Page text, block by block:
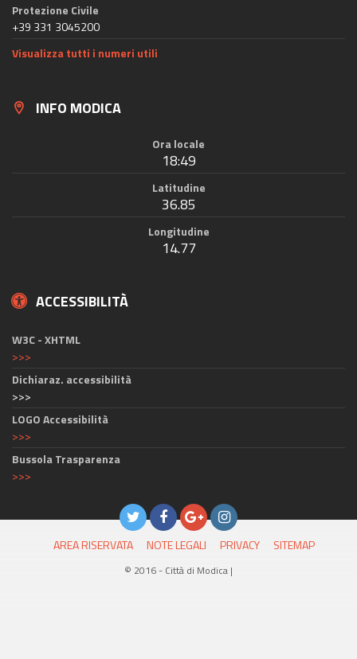
Protezione Civile
+39 331 3045200
Visualizza tutti i numeri utili
INFO MODICA
Ora locale
18:49
Latitudine
36.85
Longitudine
14.77
ACCESSIBILITÀ
W3C - XHTML
>>>
Dichiaraz. accessibilità
>>>
LOGO Accessibilità
>>>
Bussola Trasparenza
>>>
AREA RISERVATA NOTE LEGALI PRIVACY SITEMAP
© 2016 - Città di Modica |